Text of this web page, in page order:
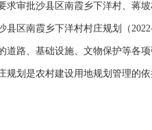
批沙县区南霞乡下洋村、蒋坡
南霞乡下洋村村庄规划（2022-
、基础设施、文物保护等各项
是农村建设用地规划管理的依